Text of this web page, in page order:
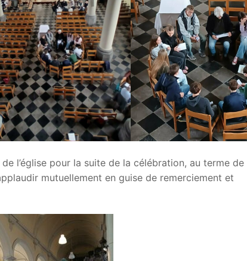
l’église pour la suite de la célébration, au terme de
mutuellement en guise de remerciement et